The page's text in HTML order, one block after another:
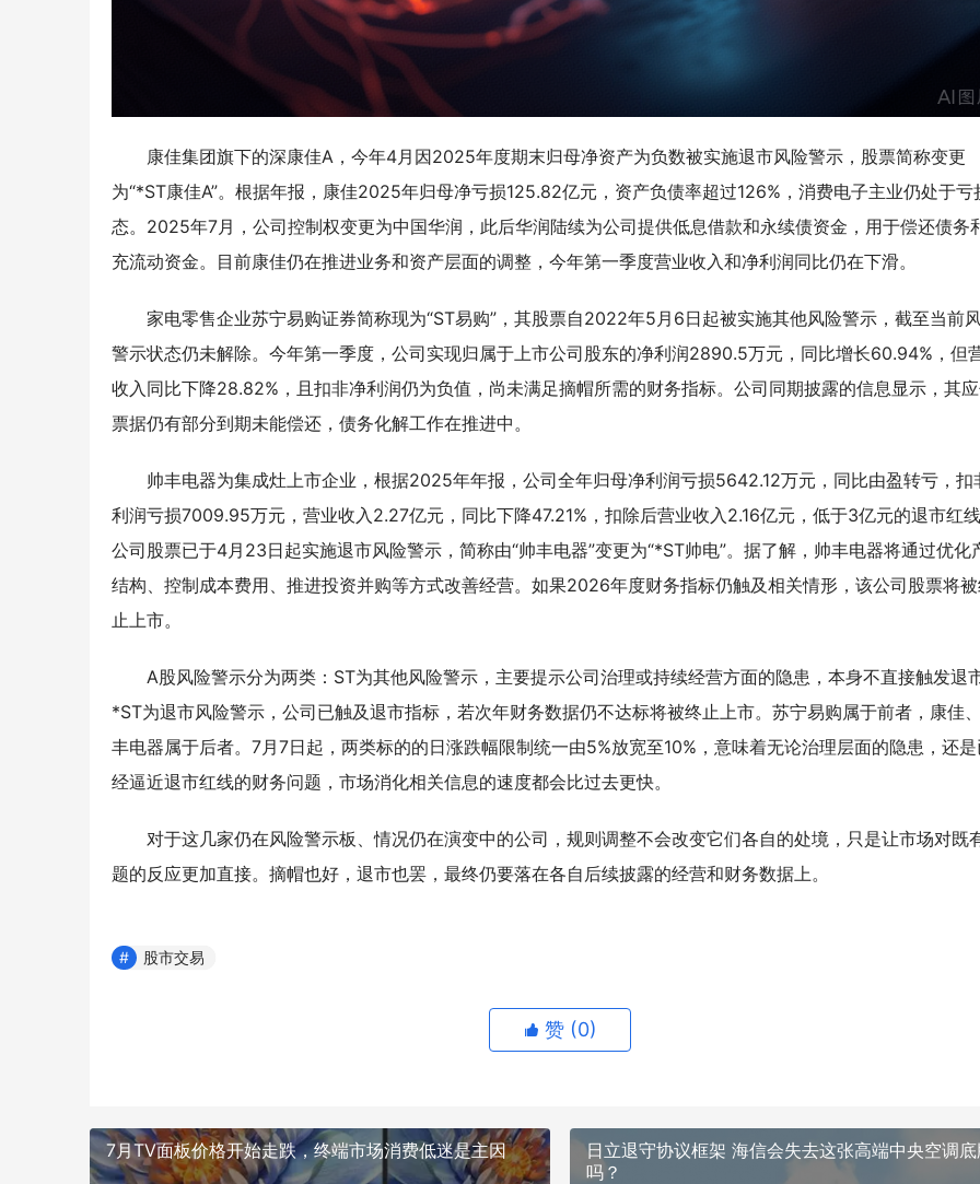
康佳集团旗下的深康佳A，今年4月因2025年度期末归母净资产为负数被实施退市风险警示，股票简称变更
为“*ST康佳A”。根据年报，康佳2025年归母净亏损125.82亿元，资产负债率超过126%，消费电子主业仍处于亏
态。2025年7月，公司控制权变更为中国华润，此后华润陆续为公司提供低息借款和永续债资金，用于偿还债务
充流动资金。目前康佳仍在推进业务和资产层面的调整，今年第一季度营业收入和净利润同比仍在下滑。
家电零售企业苏宁易购证券简称现为“ST易购”，其股票自2022年5月6日起被实施其他风险警示，截至当前
警示状态仍未解除。今年第一季度，公司实现归属于上市公司股东的净利润2890.5万元，同比增长60.94%，但
收入同比下降28.82%，且扣非净利润仍为负值，尚未满足摘帽所需的财务指标。公司同期披露的信息显示，其
票据仍有部分到期未能偿还，债务化解工作在推进中。
帅丰电器为集成灶上市企业，根据2025年年报，公司全年归母净利润亏损5642.12万元，同比由盈转亏，扣
利润亏损7009.95万元，营业收入2.27亿元，同比下降47.21%，扣除后营业收入2.16亿元，低于3亿元的退市红
公司股票已于4月23日起实施退市风险警示，简称由“帅丰电器”变更为“*ST帅电”。据了解，帅丰电器将通过优化
结构、控制成本费用、推进投资并购等方式改善经营。如果2026年度财务指标仍触及相关情形，该公司股票将
止上市。
A股风险警示分为两类：ST为其他风险警示，主要提示公司治理或持续经营方面的隐患，本身不直接触发退
*ST为退市风险警示，公司已触及退市指标，若次年财务数据仍不达标将被终止上市。苏宁易购属于前者，康佳
丰电器属于后者。7月7日起，两类标的的日涨跌幅限制统一由5%放宽至10%，意味着无论治理层面的隐患，还
经逼近退市红线的财务问题，市场消化相关信息的速度都会比过去更快。
对于这几家仍在风险警示板、情况仍在演变中的公司，规则调整不会改变它们各自的处境，只是让市场对既
题的反应更加直接。摘帽也好，退市也罢，最终仍要落在各自后续披露的经营和财务数据上。
股市交易
赞 (0)
7月TV面板价格开始走跌，终端市场消费低迷是主因
日立退守协议框架 海信会失去这张高端中央空调底
吗？